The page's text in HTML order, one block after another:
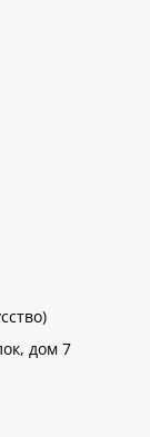
дом 7